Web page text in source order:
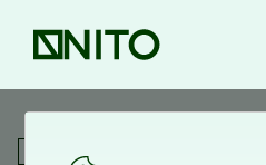
Forsiden
Organisasjonsstruktur